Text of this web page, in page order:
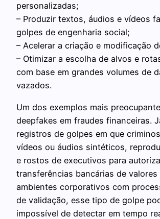
personalizadas;
– Produzir textos, áudios e vídeos
golpes de engenharia social;
– Acelerar a criação e modificação
– Otimizar a escolha de alvos e
com base em grandes volumes de
vazados.
Um dos exemplos mais
deepfakes em fraudes financeiras.
registros de golpes em que
vídeos ou áudios sintéticos,
e rostos de executivos para
transferências bancárias de valores
ambientes corporativos com
de validação, esse tipo de golpe
impossível de detectar em tempo